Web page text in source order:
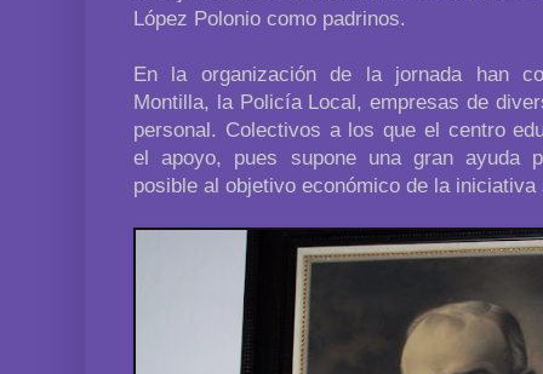
López Polonio como padrinos.
En la organización de la jornada han
Montilla, la Policía Local, empresas de
personal. Colectivos a los que el centro
el apoyo, pues supone una gran ayuda
posible al objetivo económico de la iniciativa